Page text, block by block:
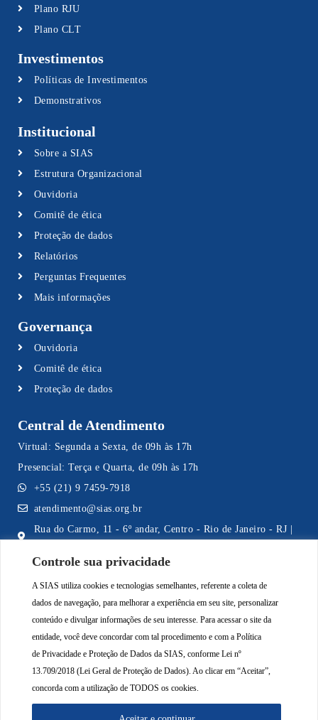
Controle sua privacidade
A SIAS utiliza cookies e tecnologias semelhantes, referente a coleta de
dados de navegação, para melhorar a experiência em seu site, personalizar
conteúdo e divulgar informações de seu interesse. Para acessar o site da
entidade, você deve concordar com tal procedimento e com a Política
de Privacidade e Proteção de Dados da SIAS, conforme Lei nº
13.709/2018 (Lei Geral de Proteção de Dados). Ao clicar em “Aceitar”,
concorda com a utilização de TODOS os cookies.
Plano RJU
Plano CLT
Investimentos
Políticas de Investimentos
Demonstrativos
Institucional
Sobre a SIAS
Estrutura Organizacional
Ouvidoria
Comitê de ética
Proteção de dados
Relatórios
Perguntas Frequentes
Mais informações
Governança
Ouvidoria
Comitê de ética
Proteção de dados
Central de Atendimento
Virtual: Segunda a Sexta, de 09h às 17h
Presencial: Terça e Quarta, de 09h às 17h
+55 (21) 9 7459-7918
atendimento@sias.org.br
Rua do Carmo, 11 - 6º andar, Centro - Rio de Janeiro - RJ |
Acompanhe a SIAS nas Redes Sociais